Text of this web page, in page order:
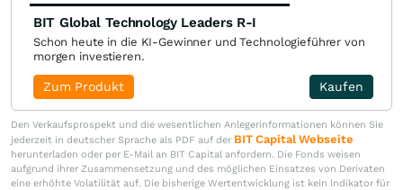
BIT Global Technology Leaders R-I
Schon heute in die KI-Gewinner und Technologieführer von
morgen investieren.
Kaufen
Zum Produkt
Den Verkaufsprospekt und die wesentlichen Anlegerinformationen können Sie
jederzeit in deutscher Sprache als PDF auf der BIT Capital Webseite
herunterladen oder per E-Mail an BIT Capital anfordern. Die Fonds weisen
aufgrund ihrer Zusammensetzung und des möglichen Einsatzes von Derivaten
eine erhöhte Volatilität auf. Die bisherige Wertentwicklung ist kein Indikator für